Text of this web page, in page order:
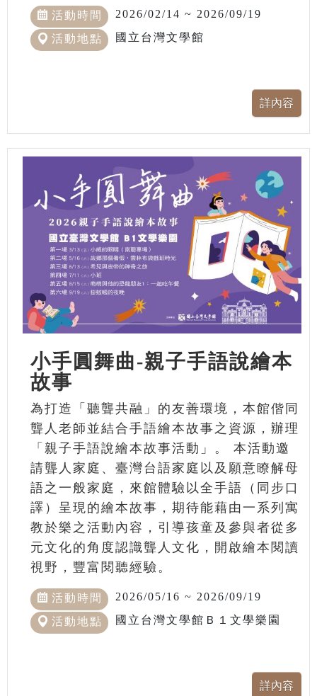
活動時間 2026/02/14 ~ 2026/09/19
活動地點 國立台灣文學館
小手圓舞曲-親子手語說繪本
故事
為打造「聽聾共融」的友善環境，本館偕同
聾人老師並結合手語繪本故事之資源，辦理
「親子手語說繪本故事活動」。 本活動邀
請聾人家庭、臺灣台語家庭以及願意瞭解母
語之一般家庭，來館體驗以全手語（同步口
譯）呈現的繪本故事，期待能藉由一系列寓
教於樂之活動內容，引導孩童及參與者從多
元文化的角度認識聾人文化，開啟繪本閱讀
視野，豐富閱聽經驗。
活動時間 2026/05/16 ~ 2026/09/19
活動地點 國立台灣文學館Ｂ１文學樂園